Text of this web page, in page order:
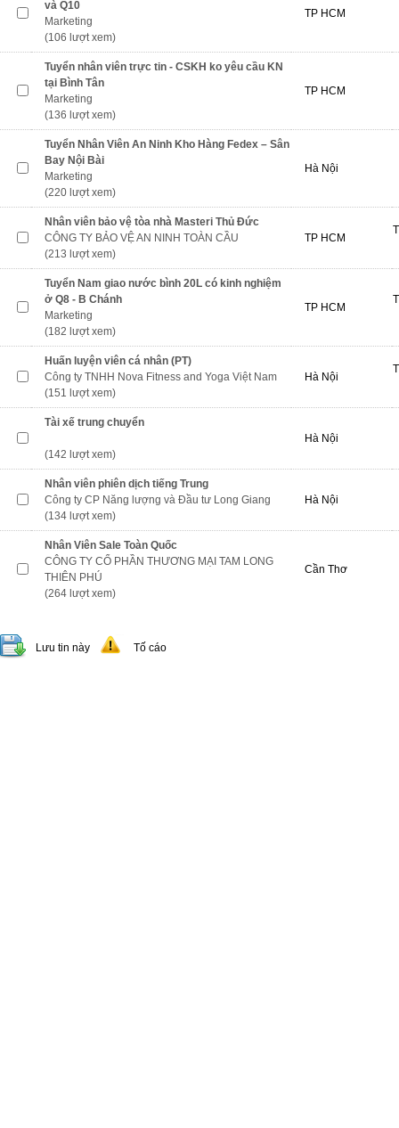
và Q10
Marketing
(106 lượt xem)
TP HCM
Tuyển nhân viên trực tin - CSKH ko yêu cầu KN
tại Bình Tân
Marketing
(136 lượt xem)
TP HCM
Tuyển Nhân Viên An Ninh Kho Hàng Fedex – Sân
Bay Nội Bài
Marketing
(220 lượt xem)
Hà Nội
Nhân viên bảo vệ tòa nhà Masteri Thủ Đức
CÔNG TY BẢO VỆ AN NINH TOÀN CẦU
(213 lượt xem)
TP HCM
Tuyển Nam giao nước bình 20L có kinh nghiệm
ở Q8 - B Chánh
Marketing
(182 lượt xem)
TP HCM
Huấn luyện viên cá nhân (PT)
Công ty TNHH Nova Fitness and Yoga Việt Nam
(151 lượt xem)
Hà Nội
Tài xế trung chuyển
(142 lượt xem)
Hà Nội
Nhân viên phiên dịch tiếng Trung
Công ty CP Năng lượng và Đầu tư Long Giang
(134 lượt xem)
Hà Nội
Nhân Viên Sale Toàn Quốc
CÔNG TY CỔ PHẦN THƯƠNG MẠI TAM LONG
THIÊN PHÚ
(264 lượt xem)
Cần Thơ
Lưu tin này Tố cáo